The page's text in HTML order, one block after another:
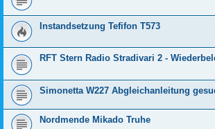
Instandsetzung Tefifon T573
RFT Stern Radio Stradivari 2 -
Simonetta W227 Abgleichanleitung
Nordmende Mikado Truhe